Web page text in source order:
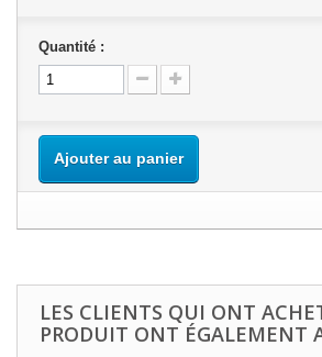
Quantité :
Ajouter au panier
LES CLIENTS QUI ONT
PRODUIT ONT ÉGALEMENT